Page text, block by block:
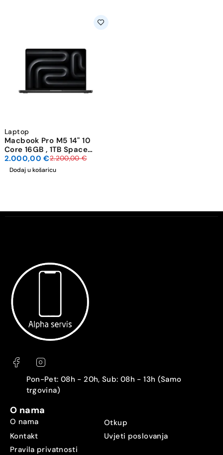
Laptop
Macbook Pro M5 14" 10
Core 16GB , 1TB Space
Black MDE14LL/A
2.200,00€
2.000,00€
Dodaj u košaricu
Pon-Pet: 08h - 20h, Sub: 08h - 13h (Samo
trgovina)
O nama
O nama
Otkup
Kontakt
Uvjeti poslovanja
Pravila privatnosti